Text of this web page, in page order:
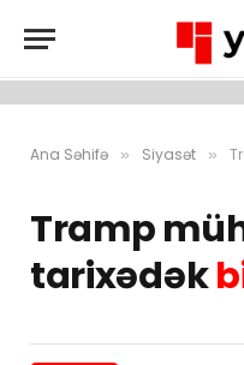
Ana Səhifə » Siyasət »
Tramp
tarixədək